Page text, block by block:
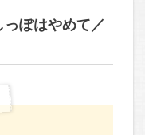
ぽはやめて／